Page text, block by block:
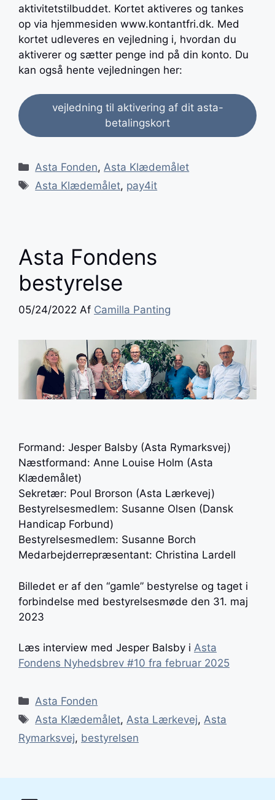
aktivitetstilbuddet. Kortet aktiveres og tankes
op via hjemmesiden www.kontantfri.dk. Med
kortet udleveres en vejledning i, hvordan du
aktiverer og sætter penge ind på din konto. Du
kan også hente vejledningen her:
vejledning til aktivering af dit asta-
betalingskort
Kategorier
Asta Fonden, Asta Klædemålet
Tags
Asta Klædemålet, pay4it
Asta Fondens
bestyrelse
05/24/2022 Af Camilla Panting
Formand: Jesper Balsby (Asta Rymarksvej)
Næstformand: Anne Louise Holm (Asta
Klædemålet)
Sekretær: Poul Brorson (Asta Lærkevej)
Bestyrelsesmedlem: Susanne Olsen (Dansk
Handicap Forbund)
Bestyrelsesmedlem: Susanne Borch
Medarbejderrepræsentant: Christina Lardell
Billedet er af den “gamle” bestyrelse og taget i
forbindelse med bestyrelsesmøde den 31. maj
2023
Læs interview med Jesper Balsby i Asta
Fondens Nyhedsbrev #10 fra februar 2025
Kategorier
Asta Fonden
Tags
Asta Klædemålet,Asta Lærkevej,Asta
Rymarksvej, bestyrelsen